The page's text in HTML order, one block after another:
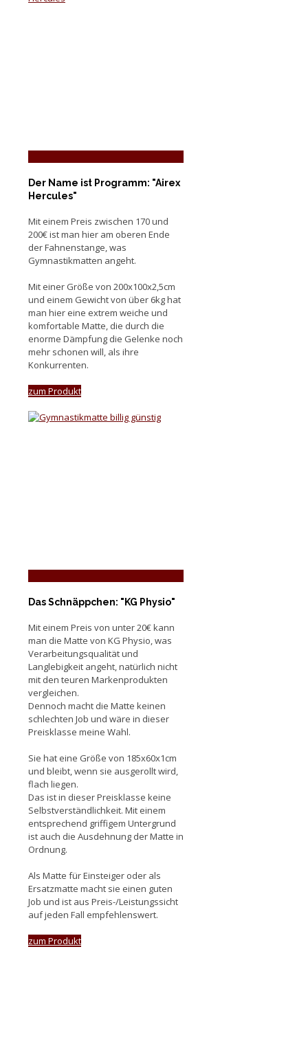
Der Name ist Programm: "Airex
Hercules"
Mit einem Preis zwischen 170 und
200€ ist man hier am oberen Ende
der Fahnenstange, was
Gymnastikmatten angeht.
Mit einer Größe von 200x100x2,5cm
und einem Gewicht von über 6kg hat
man hier eine extrem weiche und
komfortable Matte, die durch die
enorme Dämpfung die Gelenke noch
mehr schonen will, als ihre
Konkurrenten.
zum Produkt
Das Schnäppchen: "KG Physio"
Mit einem Preis von unter 20€ kann
man die Matte von KG Physio, was
Verarbeitungsqualität und
Langlebigkeit angeht, natürlich nicht
mit den teuren Markenprodukten
vergleichen.
Dennoch macht die Matte keinen
schlechten Job und wäre in dieser
Preisklasse meine Wahl.
Sie hat eine Größe von 185x60x1cm
und bleibt, wenn sie ausgerollt wird,
flach liegen.
Das ist in dieser Preisklasse keine
Selbstverständlichkeit. Mit einem
entsprechend griffigem Untergrund
ist auch die Ausdehnung der Matte in
Ordnung.
Als Matte für Einsteiger oder als
Ersatzmatte macht sie einen guten
Job und ist aus Preis-/Leistungssicht
auf jeden Fall empfehlenswert.
zum Produkt